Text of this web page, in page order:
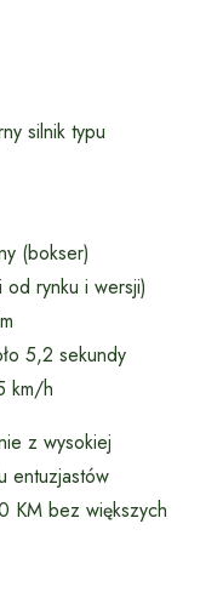
silnik typu
(bokser)
rynku i wersji)
5,2 sekundy
km/h
z wysokiej
entuzjastów
KM bez większych